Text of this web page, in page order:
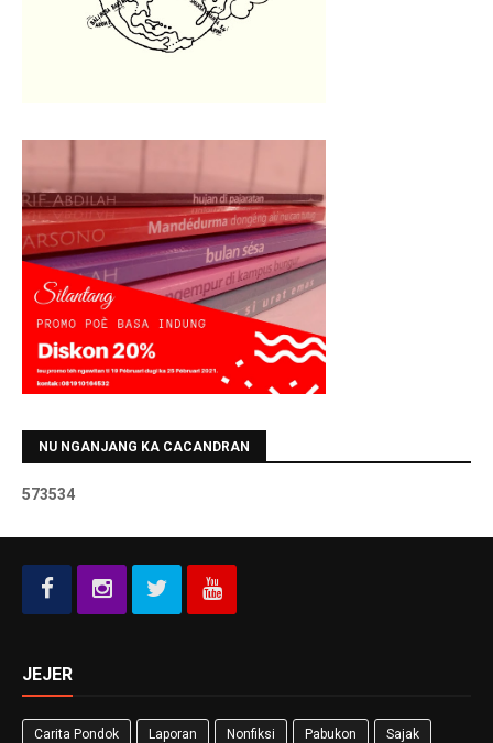
NU NGANJANG KA CACANDRAN
573534
JEJER
Carita Pondok Laporan Nonfiksi Pabukon Sajak